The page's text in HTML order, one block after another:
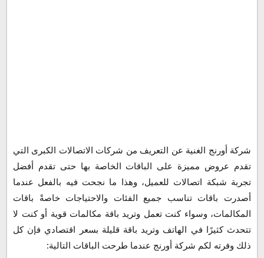
شركة أورنج الغنية عن التعريف من شركات الاتصالات الكبرى التي
تقدم عروض مميزة على الباقات الخاصة بها حتى تقدم أفضل
تجربة شبكة اتصالات للعميل، وهذا ما نجحت فيه بالفعل عندما
أصدرت باقات تناسب جميع الفئات والاحتياجات خاصةً باقات
المكالمات، وسواء كنت تعمل وتريد باقة مكالمات قوية أو كنت لا
تتحدث كثيرًا في الهاتف وتريد باقة قليلة بسعر اقتصادي فإن كل
ذلك وفرته لكم شركة أورنج عندما طرحت الباقات التالية: